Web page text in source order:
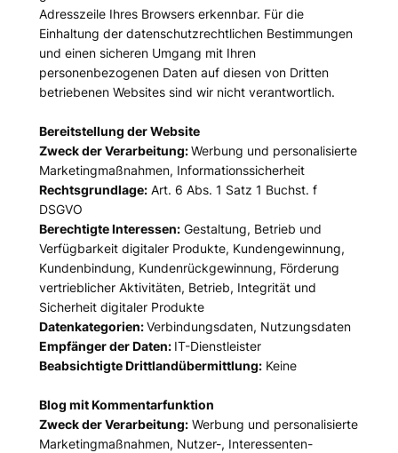
Adresszeile Ihres Browsers erkennbar. Für die
Einhaltung der datenschutzrechtlichen Bestimmungen
und einen sicheren Umgang mit Ihren
personenbezogenen Daten auf diesen von Dritten
betriebenen Websites sind wir nicht verantwortlich.
Bereitstellung der Website
Zweck der Verarbeitung:Werbung und personalisierte
Marketingmaßnahmen, Informationssicherheit
Rechtsgrundlage:Art. 6 Abs. 1 Satz 1 Buchst. f
DSGVO
Berechtigte Interessen:Gestaltung, Betrieb und
Verfügbarkeit digitaler Produkte, Kundengewinnung,
Kundenbindung, Kundenrückgewinnung, Förderung
vertrieblicher Aktivitäten, Betrieb, Integrität und
Sicherheit digitaler Produkte
Datenkategorien:Verbindungsdaten, Nutzungsdaten
Empfänger der Daten: IT-Dienstleister
Beabsichtigte Drittlandübermittlung:Keine
Blog mit Kommentarfunktion
Zweck der Verarbeitung:Werbung und personalisierte
Marketingmaßnahmen, Nutzer-, Interessenten-